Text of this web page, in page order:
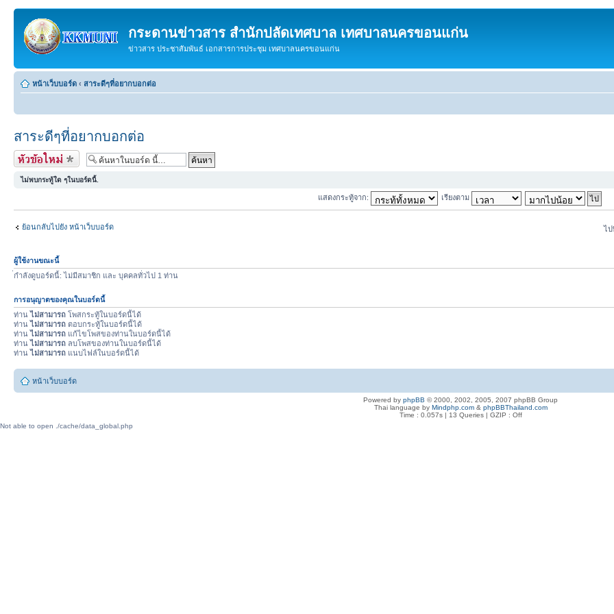
กระดานข่าวสาร สำนักปลัดเทศบาล เทศบาลนครขอนแก่น
ข่าวสาร ประชาสัมพันธ์ เอกสารการประชุม เทศบาลนครขอนแก่น
หน้าเว็บบอร์ด ‹ สาระดีๆที่อยากบอกต่อ
สาระดีๆที่อยากบอกต่อ
ตั้งกระทู้ใหม่
ไม่พบกระทู้ใด ๆในบอร์ดนี้.
แสดงกระทู้จาก: เรียงตาม
ย้อนกลับไปยัง หน้าเว็บบอร์ด ไป
ผู้ใช้งานขณะนี้
่กำลังดูบอร์ดนี้: ไม่มีสมาชิก และ บุคคลทั่วไป 1 ท่าน
การอนุญาตของคุณในบอร์ดนี้
ท่านไม่สามารถ โพสกระทู้ในบอร์ดนี้ได้
ท่านไม่สามารถ ตอบกระทู้ในบอร์ดนี้ได้
ท่านไม่สามารถ แก้ไขโพสของท่านในบอร์ดนี้ได้
ท่านไม่สามารถ ลบโพสของท่านในบอร์ดนี้ได้
ท่านไม่สามารถ แนบไฟล์ในบอร์ดนี้ได้
หน้าเว็บบอร์ด
Powered by phpBB © 2000, 2002, 2005, 2007 phpBB Group
Thai language by Mindphp.com& phpBBThailand.com
Time : 0.057s | 13 Queries | GZIP : Off
Not able to open ./cache/data_global.php